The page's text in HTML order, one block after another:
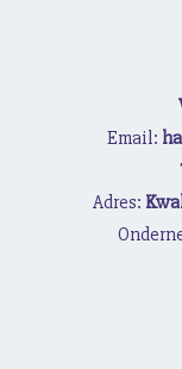
Email:
Adres: